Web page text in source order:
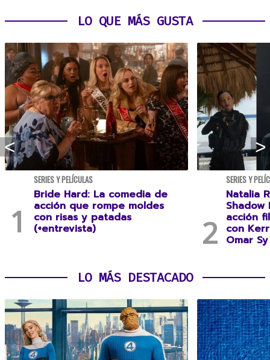
LO QUE MÁS GUSTA
SERIES Y PELÍCULAS
Bride Hard: La comedia de
acción que rompe moldes
con risas y patadas
(+entrevista)
SERIES Y
Natalia
acción
con
Omar
LO MÁS DESTACADO